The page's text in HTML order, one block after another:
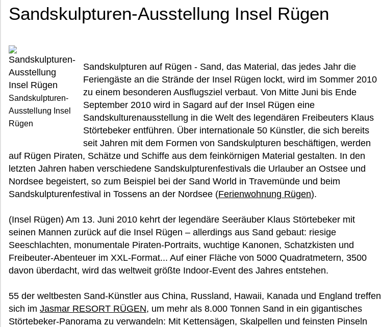
Sandskulpturen-Ausstellung Insel Rügen
Sandskulpturen-
Ausstellung Insel
Rügen
Sandskulpturen auf Rügen - Sand, das Material, das jedes Jahr die
Feriengäste an die Strände der Insel Rügen lockt, wird im Sommer 2010
zu einem besonderen Ausflugsziel verbaut. Von Mitte Juni bis Ende
September 2010 wird in Sagard auf der Insel Rügen eine
Sandskulturenausstellung in die Welt des legendären Freibeuters Klaus
Störtebeker entführen. Über internationale 50 Künstler, die sich bereits
seit Jahren mit dem Formen von Sandskulpturen beschäftigen, werden
auf Rügen Piraten, Schätze und Schiffe aus dem feinkörnigen Material gestalten. In den
letzten Jahren haben verschiedene Sandskulpturenfestivals die Urlauber an Ostsee und
Nordsee begeistert, so zum Beispiel bei der Sand World in Travemünde und beim
Sandskulpturenfestival in Tossens an der Nordsee (Ferienwohnung Rügen).
(Insel Rügen) Am 13. Juni 2010 kehrt der legendäre Seeräuber Klaus Störtebeker mit
seinen Mannen zurück auf die Insel Rügen – allerdings aus Sand gebaut: riesige
Seeschlachten, monumentale Piraten-Portraits, wuchtige Kanonen, Schatzkisten und
Freibeuter-Abenteuer im XXL-Format... Auf einer Fläche von 5000 Quadratmetern, 3500
davon überdacht, wird das weltweit größte Indoor-Event des Jahres entstehen.
55 der weltbesten Sand-Künstler aus China, Russland, Hawaii, Kanada und England treffen
sich im Jasmar RESORT RÜGEN, um mehr als 8.000 Tonnen Sand in ein gigantisches
Störtebeker-Panorama zu verwandeln: Mit Kettensägen, Skalpellen und feinsten Pinseln